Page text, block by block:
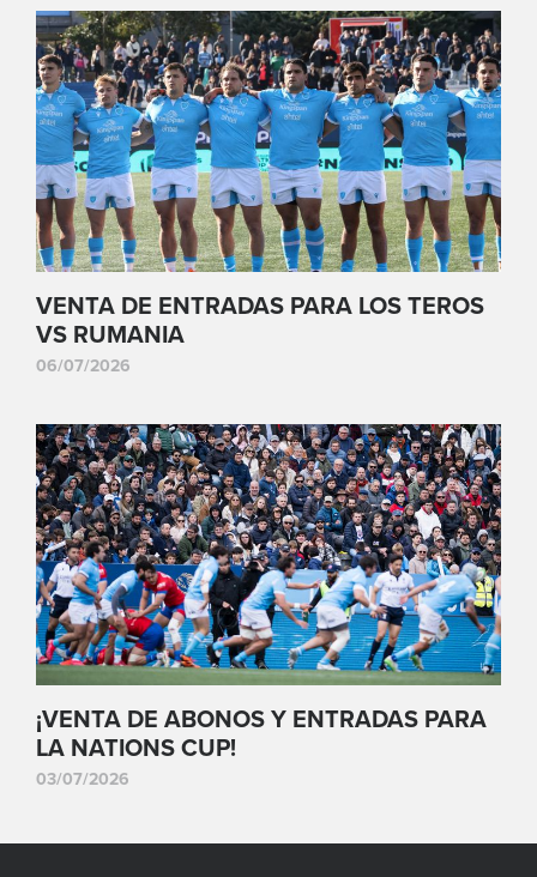
VENTA DE ENTRADAS PARA LOS TEROS
VS RUMANIA
06/07/2026
¡VENTA DE ABONOS Y ENTRADAS PARA
LA NATIONS CUP!
03/07/2026